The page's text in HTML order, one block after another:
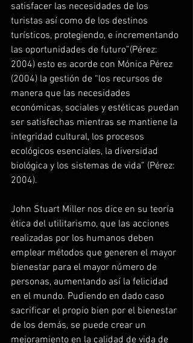
satisfacer las necesidades de los
turistas así como de los destinos
turísticos, protegiendo, e incrementando
las oportunidades de futuro”(Pérez:
2004) esto es acorde con Mónica Pérez
(2004) la gestión de “los recursos de
manera que las necesidades
económicas, sociales y estéticas puedan
ser satisfechas mientras se mantiene la
integridad cultural, los procesos
ecológicos esenciales, la diversidad
biológica y los sistemas de vida” (Pérez:
2004).
John Stuart Miller nos dice en su teoría
ética del utilitarismo, que las acciones
realizadas por los humanos deben
emplear métodos que generen el mayor
bienestar para el mayor número de
personas, aumentando así la felicidad
en el mundo. Pudiendo en dado caso
sacrificar el propio bien por el bienestar
de los demás, se puede crear un
mejoramiento en la calidad de vida de